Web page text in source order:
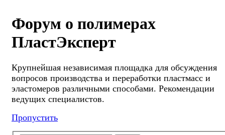
Форум о полимерах
ПластЭксперт
Крупнейшая независимая площадка для обсуждения
вопросов производства и переработки пластмасс и
эластомеров различными способами. Рекомендации
ведущих специалистов.
Пропустить